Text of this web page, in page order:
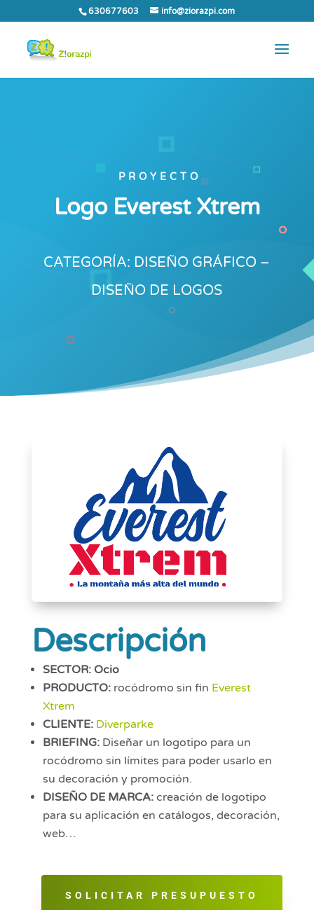
630677603 info@ziorazpi.com
PROYECTO
Logo Everest Xtrem
CATEGORÍA: DISEÑO GRÁFICO –
DISEÑO DE LOGOS
Descripción
SECTOR: Ocio
PRODUCTO:rocódromo sin fin Everest
Xtrem
CLIENTE: Diverparke
BRIEFING:Diseñar un logotipo para un
rocódromo sin límites para poder usarlo en
su decoración y promoción.
DISEÑO DE MARCA:creación de logotipo
para su aplicación en catálogos, decoración,
web…
SOLICITAR PRESUPUESTO